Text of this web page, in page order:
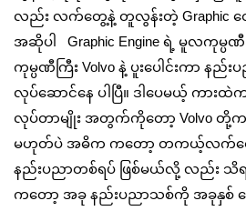
လည်း လက်တွေ့နဲ့ တူလွန်းတဲ့ Graphic တွ
အဆိုပါ Graphic Engine ရဲ့ မူလကုမ္
ကုမ္ပဏီကြီး Volvo နဲ့ ပူးပေါင်းကာ န
လုပ်ဆောင်နေ ပါပြီ။ ဒါပေမယ့် ကား
လုပ်တာမျိုး အတွက်ကိုတော့ Volvo တို့က ပူ
မဟုတ်ပဲ အဓိက ကတော့ တကယ့်လက်တွ
နည်းပညာတစ်ရပ် ဖြစ်မယ်လို့ လည်း သိ
ကတော့ အခု နည်းပညာသစ်ကို ‌အခုနှစ် နှ